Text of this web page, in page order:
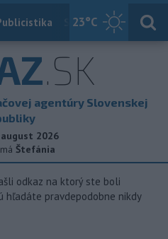
23°C
Slovensko
.SK
agentúry Slovenskej
august 2026
Štefánia
odkaz na ktorý ste boli
hľadáte pravdepodobne nikdy